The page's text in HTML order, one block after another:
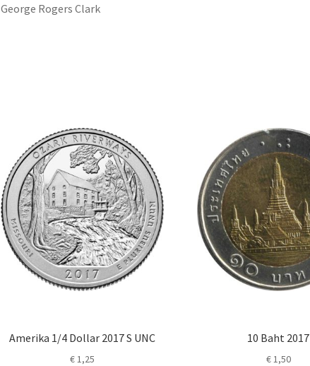
George Rogers Clark
Amerika 1/4 Dollar 2017 S UNC
€ 1,25
10 Baht 2017
€1,50